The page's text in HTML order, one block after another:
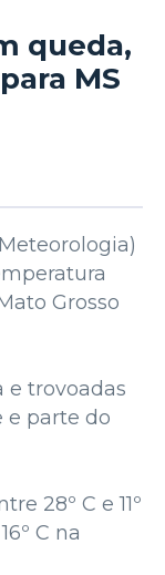
queda,
MS
Grosso
e trovoadas
e parte do
28º C e 11º
C na